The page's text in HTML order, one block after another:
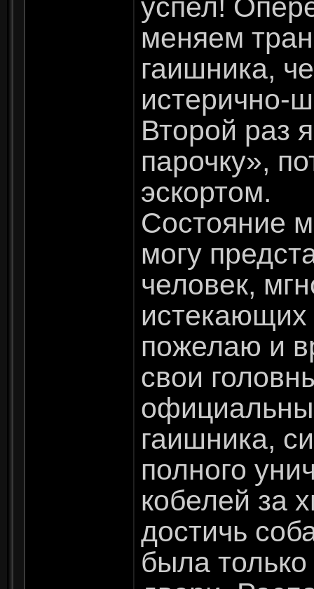
успел!
меняем
гаишника,
истерично-
Второй раз
парочку»,
эскортом.
Состояние
могу
человек,
пожелаю и
свои
гаишника,
полного
кобелей за
достичь
была